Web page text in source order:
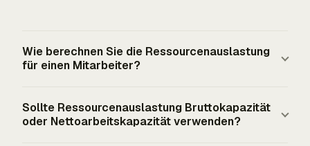
Wie berechnen Sie die Ressourcenauslastung
für einen Mitarbeiter?
Mitarbeiters als Zähler und den gewählten Nenner der
verfügbaren Stunden für denselben Zeitraum. Für
Sollte Ressourcenauslastung Bruttokapazität
oder Nettoarbeitskapazität verwenden?